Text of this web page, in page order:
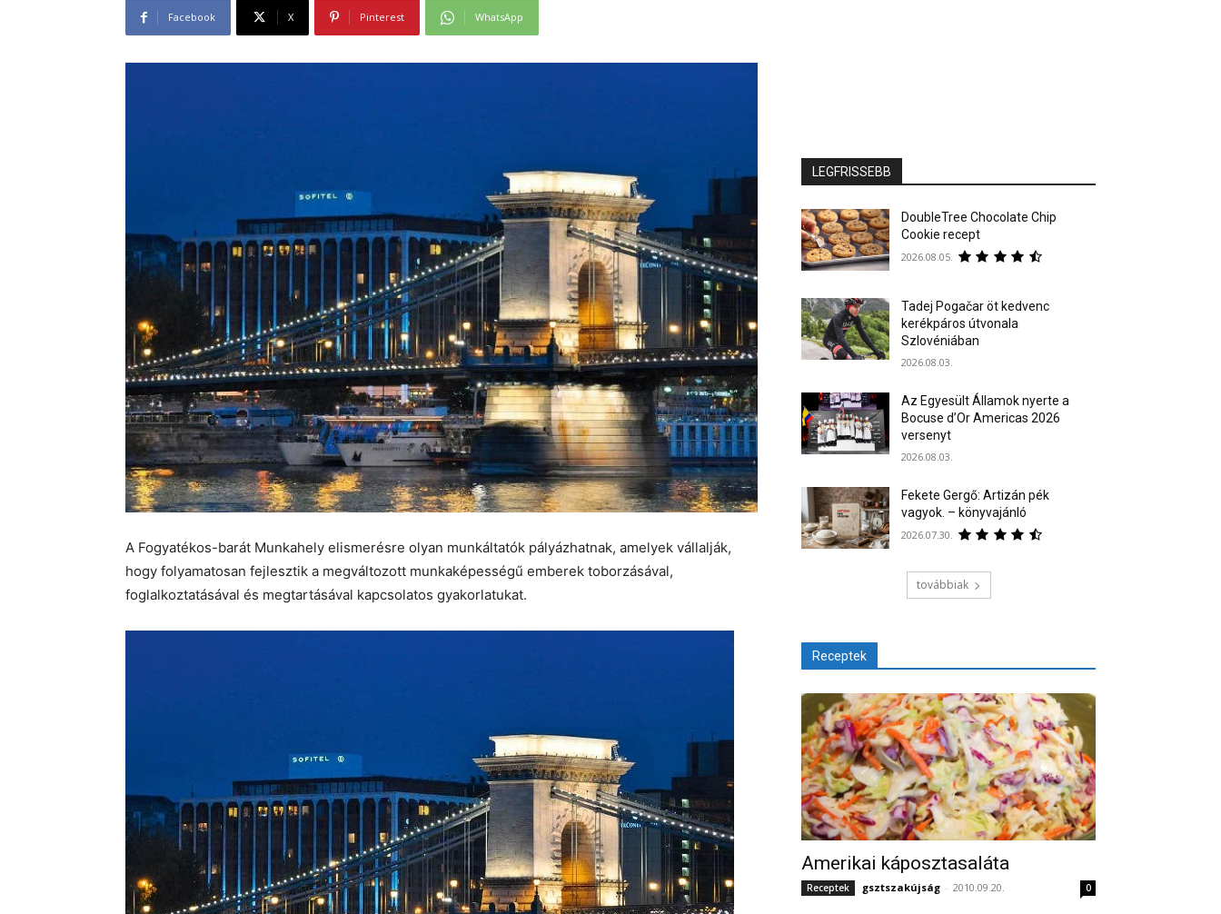
Facebook X Pinterest WhatsApp
A Fogyatékos-barát Munkahely elismerésre olyan munkáltatók pályázhatnak, amelyek vállalják,
hogy folyamatosan fejlesztik a megváltozott munkaképességű emberek toborzásával,
foglalkoztatásával és megtartásával kapcsolatos gyakorlatukat.
LEGFRISSEBB
DoubleTree Chocolate Chip
Cookie recept
2026.08.05.
Tadej Pogačar öt kedvenc
kerékpáros útvonala
Szlovéniában
2026.08.03.
Az Egyesült Államok nyerte a
Bocuse d’Or Americas 2026
versenyt
2026.08.03.
Fekete Gergő: Artizán pék
vagyok. – könyvajánló
2026.07.30.
továbbiak
Receptek
Amerikai káposztasaláta
Receptek gsztszakújság - 2010.09.20. 0